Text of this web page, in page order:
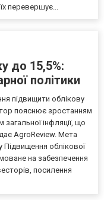
перевершує...
до 15,5%:
політики
підвищити облікову
пояснює зростанням
інфляції, що
AgroReview. Мета
Підвищення облікової
на забезпечення
посилення